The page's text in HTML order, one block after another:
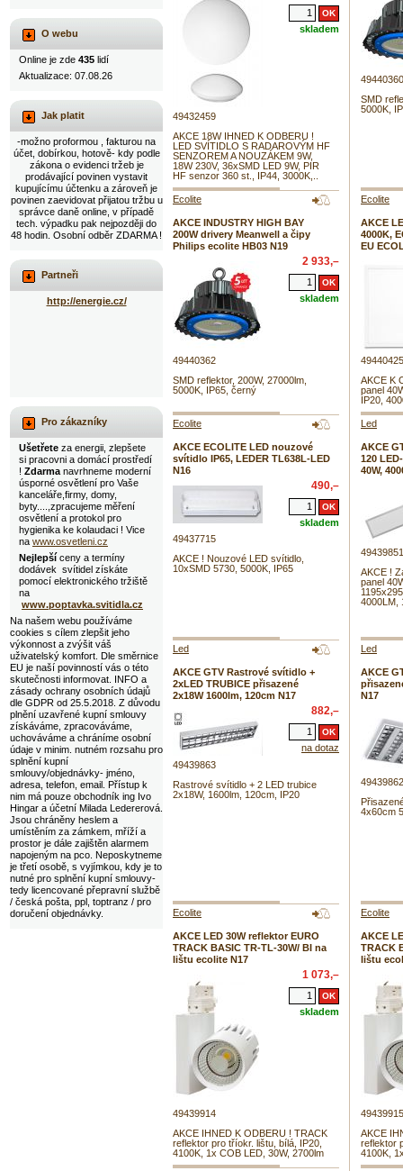
skladem
49432459
AKCE 18W IHNED K ODBERU !
LED SVÍTIDLO S RADAROVÝM HF
SENZOREM A NOUZÁKEM 9W,
18W 230V, 36xSMD LED 9W, PIR
HF senzor 360 st., IP44, 3000K,..
49440360
SMD
5000K,
Ecolite
AKCE INDUSTRY HIGH BAY
200W drivery Meanwell a čipy
Philips ecolite HB03 N19
2 933,–
skladem
49440362
SMD reflektor, 200W, 27000lm,
5000K, IP65, černý
Ecolite
AKCE
4000K,
EU
49440425
AKCE K
panel
IP20,
Ecolite
AKCE ECOLITE LED nouzové
svítidlo IP65, LEDER TL638L-LED
N16
490,–
skladem
49437715
AKCE ! Nouzové LED svítidlo,
10xSMD 5730, 5000K, IP65
Led
AKCE
120
40W,
49439851
AKCE !
panel
4000LM,
Led
AKCE GTV Rastrové svítidlo +
2xLED TRUBICE přisazené
2x18W 1600lm, 120cm N17
882,–
na dotaz
49439863
Rastrové svítidlo + 2 LED trubice
2x18W, 1600lm, 120cm, IP20
Led
AKCE
N17
49439862
4x60cm
Ecolite
AKCE LED 30W reflektor EURO
TRACK BASIC TR-TL-30W/ BI na
lištu ecolite N17
1 073,–
skladem
49439914
AKCE IHNED K ODBERU ! TRACK
reflektor pro tříokr. lištu, bílá, IP20,
4100K, 1x COB LED, 30W, 2700lm
Ecolite
AKCE
TRACK
lištu
49439915
AKCE
reflektor
4100K,
O webu
Online je zde 435 lidí
Aktualizace: 07.08.26
Jak platit
-možno proformou , fakturou na
účet, dobírkou, hotově- kdy podle
zákona o evidenci tržeb je
prodávající povinen vystavit
kupujícímu účtenku a zároveň je
povinen zaevidovat přijatou tržbu u
správce daně online, v případě
tech. výpadku pak nejpozději do
48 hodin. Osobní odběr ZDARMA !
Partneři
http://energie.cz/
Pro zákazníky
Ušetřete za energii, zlepšete
si pracovni a domácí prostředí
! Zdarma navrhneme moderní
úsporné osvětlení pro Vaše
kanceláře,firmy, domy,
byty....,zpracujeme měření
osvětlení a protokol pro
hygienika ke kolaudaci ! Vice
na www.osvetleni.cz
Nejlepší ceny a termíny
dodávek svítidel získáte
pomocí elektronického tržiště
na
www.poptavka.svitidla.cz
Na našem webu používáme
cookies s cílem zlepšit jeho
výkonnost a zvýšit váš
uživatelský komfort. Dle směrnice
EU je naší povinností vás o této
skutečnosti informovat. INFO a
zásady ochrany osobních údajů
dle GDPR od 25.5.2018. Z důvodu
plnění uzavřené kupní smlouvy
získáváme, zpracováváme,
uchováváme a chráníme osobní
údaje v minim. nutném rozsahu pro
splnění kupní
smlouvy/objednávky- jméno,
adresa, telefon, email. Přístup k
nim má pouze obchodník ing Ivo
Hingar a účetní Milada Ledererová.
Jsou chráněny heslem a
umístěním za zámkem, mříží a
prostor je dále zajištěn alarmem
napojeným na pco. Neposkytneme
je třetí osobě, s vyjímkou, kdy je to
nutné pro splnění kupní smlouvy-
tedy licencované přepravní službě
/ česká pošta, ppl, toptranz / pro
doručení objednávky.